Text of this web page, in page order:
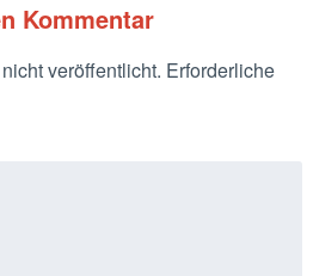
Kommentar
veröffentlicht. Erforderliche